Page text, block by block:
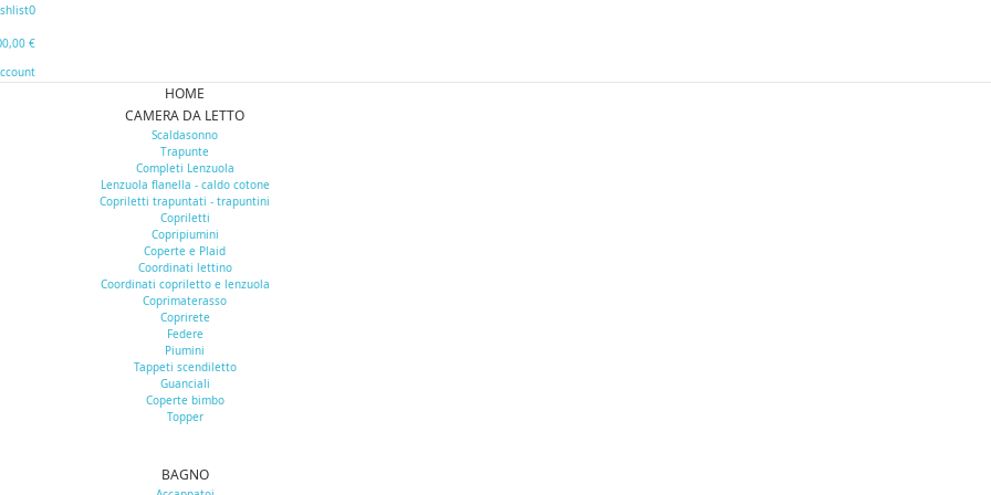
0
0,00 €
HOME
CAMERA DA LETTO
Scaldasonno
Trapunte
Completi Lenzuola
Lenzuola flanella - caldo cotone
Copriletti trapuntati - trapuntini
Copriletti
Copripiumini
Coperte e Plaid
Coordinati lettino
Coordinati copriletto e lenzuola
Coprimaterasso
Coprirete
Federe
Piumini
Tappeti scendiletto
Guanciali
Coperte bimbo
Topper
BAGNO